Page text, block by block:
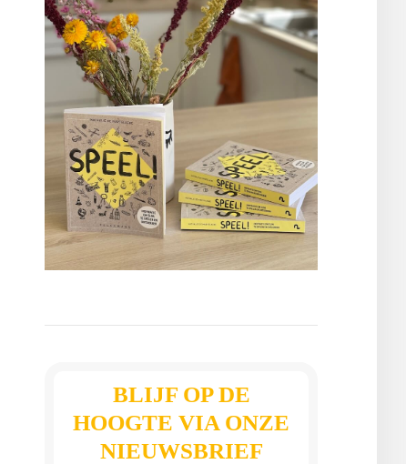
BLIJF OP DE
HOOGTE VIA ONZE
NIEUWSBRIEF